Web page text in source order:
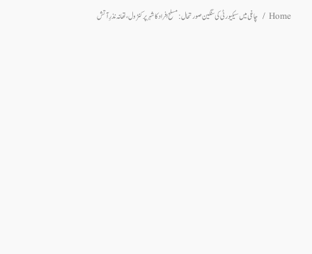
Home چاغی میں سیکیورٹی کی سنگین صورتحال: مسلح افراد کا شہر پر کنٹرول، تھانہ نذرِ آتش